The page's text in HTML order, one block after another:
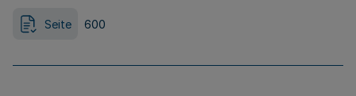
Seite 600